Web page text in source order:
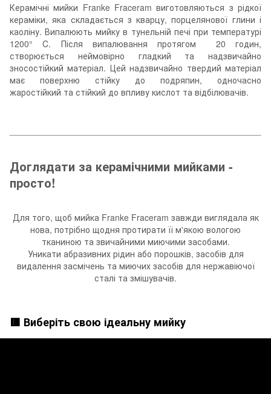
Керамічні мийки Franke Fraceram виготовляються з рідкої
кераміки, яка складається з кварцу, порцелянової глини і
каоліну. Випалюють мийку в тунельній печі при температурі
1200° C. Після випалювання протягом 20 годин,
створюється неймовірно гладкий та надзвичайно
зносостійкий матеріал. Цей надзвичайно твердий матеріал
має поверхню стійку до подряпин, одночасно
жаростійкий та стійкий до впливу кислот та відбілювачів.
Доглядати за керамічними мийками -
просто!
Для того, щоб мийка Franke Fraceram завжди виглядала як
нова, потрібно щодня протирати її м'якою вологою
тканиною та звичайними миючими засобами.
Уникати абразивних рідин або порошків, засобів для
видалення засмічень та миючих засобів для нержавіючої
сталі та змішувачів.
🟥 Виберіть свою ідеальну мийку